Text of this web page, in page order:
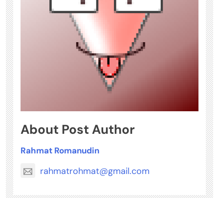
About Post Author
Rahmat Romanudin
rahmatrohmat@gmail.com